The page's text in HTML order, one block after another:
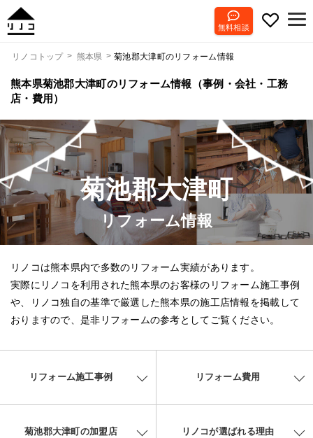
無料相談
リノコトップ 熊本県 菊池郡大津町のリフォーム情報
熊本県菊池郡大津町のリフォーム情報（事例・会社・工務
店・費用）
菊池郡大津町
リフォーム情報
リノコは熊本県内で多数のリフォーム実績があります。
実際にリノコを利用された熊本県のお客様のリフォーム施工事例
や、リノコ独自の基準で厳選した熊本県の施工店情報を掲載して
おりますので、是非リフォームの参考としてご覧ください。
リフォーム施工事例 リフォーム費用
菊池郡大津町の加盟店 リノコが選ばれる理由